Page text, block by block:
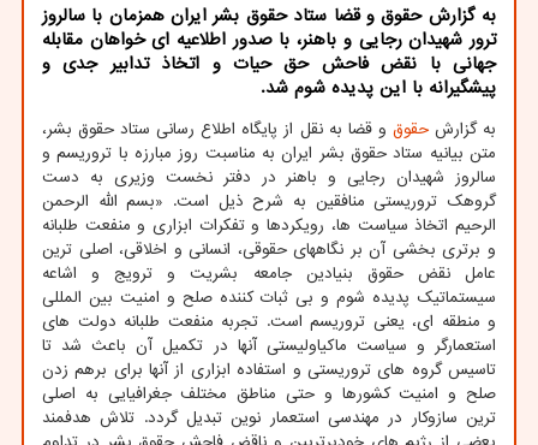
به گزارش حقوق و قضا ستاد حقوق بشر ایران همزمان با سالروز
ترور شهیدان رجایی و باهنر، با صدور اطلاعیه ای خواهان مقابله
جهانی با نقض فاحش حق حیات و اتخاذ تدابیر جدی و
پیشگیرانه با این پدیده شوم شد.
به گزارشحقوق و قضا به نقل از پایگاه اطلاع رسانی ستاد حقوق بشر،
متن بیانیه ستاد حقوق بشر ایران به مناسبت روز مبارزه با تروریسم و
سالروز شهیدان رجایی و باهنر در دفتر نخست وزیری به دست
گروهک تروریستی منافقین به شرح ذیل است. «بسم الله الرحمن
الرحیم اتخاذ سیاست ها، رویکردها و تفکرات ابزاری و منفعت طلبانه
و برتری بخشی آن بر نگاههای حقوقی، انسانی و اخلاقی، اصلی ترین
عامل نقض حقوق بنیادین جامعه بشریت و ترویج و اشاعه
سیستماتیک پدیده شوم و بی ثبات کننده صلح و امنیت بین المللی
و منطقه ای، یعنی تروریسم است. تجربه منفعت طلبانه دولت های
استعمارگر و سیاست ماکیاولیستی آنها در تکمیل آن باعث شد تا
تاسیس گروه های تروریستی و استفاده ابزاری از آنها برای برهم زدن
صلح و امنیت کشورها و حتی مناطق مختلف جغرافیایی به اصلی
ترین سازوکار در مهندسی استعمار نوین تبدیل گردد. تلاش هدفمند